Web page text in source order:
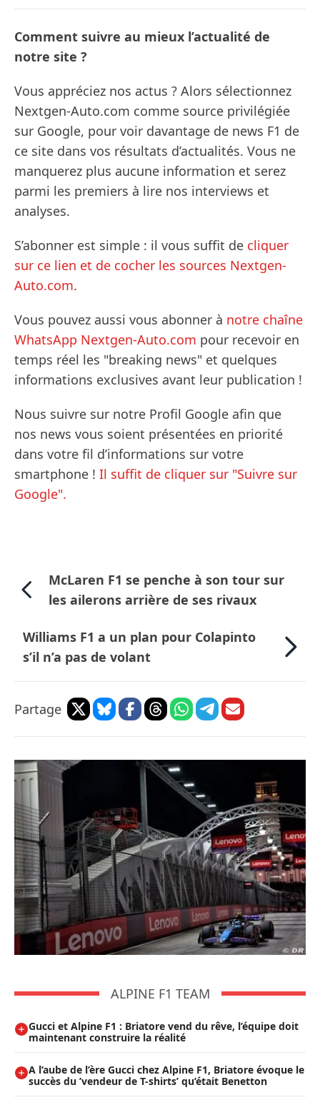
Comment suivre au mieux l’actualité de
notre site ?
Vous appréciez nos actus ? Alors sélectionnez
Nextgen-Auto.com comme source privilégiée
sur Google, pour voir davantage de news F1 de
ce site dans vos résultats d’actualités. Vous ne
manquerez plus aucune information et serez
parmi les premiers à lire nos interviews et
analyses.
S’abonner est simple : il vous suffit de cliquer
sur ce lien et de cocher les sources Nextgen-
Auto.com.
Vous pouvez aussi vous abonner à notre chaîne
WhatsApp Nextgen-Auto.com pour recevoir en
temps réel les "breaking news" et quelques
informations exclusives avant leur publication !
Nous suivre sur notre Profil Google afin que
nos news vous soient présentées en priorité
dans votre fil d’informations sur votre
smartphone ! Il suffit de cliquer sur "Suivre sur
Google".
McLaren F1 se penche à son tour sur
les ailerons arrière de ses rivaux
Williams F1 a un plan pour Colapinto
s’il n’a pas de volant
Partage
ALPINE F1 TEAM
Gucci et Alpine F1 : Briatore vend du rêve, l’équipe doit
maintenant construire la réalité
A l’aube de l’ère Gucci chez Alpine F1, Briatore évoque le
succès du ’vendeur de T-shirts’ qu’était Benetton